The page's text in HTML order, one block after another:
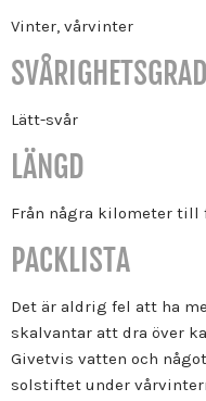
Vinter, vårvinter
SVÅRIGHETSGRAD
Lätt-svår
LÄNGD
Från några kilometer till
PACKLISTA
Det är aldrig fel att ha
skalvantar att dra över
Givetvis vatten och
solstiftet under